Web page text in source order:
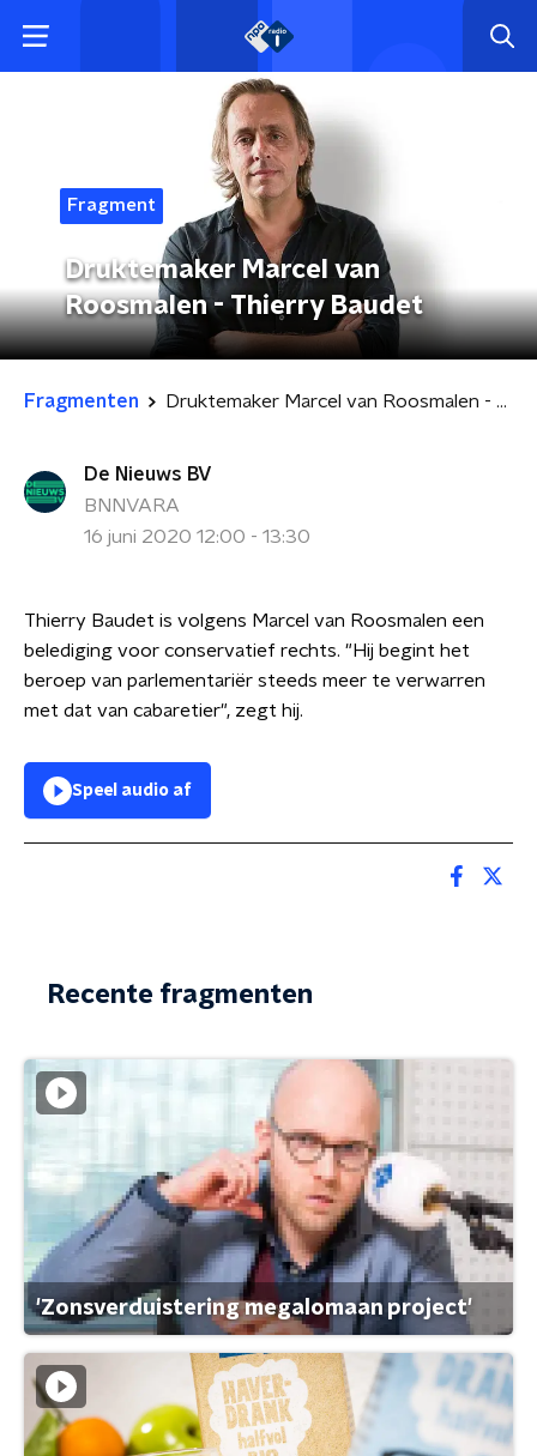
Fragment
Druktemaker Marcel van
Roosmalen - Thierry Baudet
Fragmenten Druktemaker Marcel van Roosmalen - Thierry Baudet
De Nieuws BV
BNNVARA
16 juni 2020 12:00 - 13:30
Thierry Baudet is volgens Marcel van Roosmalen een
belediging voor conservatief rechts. "Hij begint het
beroep van parlementariër steeds meer te verwarren
met dat van cabaretier", zegt hij.
Speel audio af
Recente fragmenten
'Zonsverduistering megalomaan project'